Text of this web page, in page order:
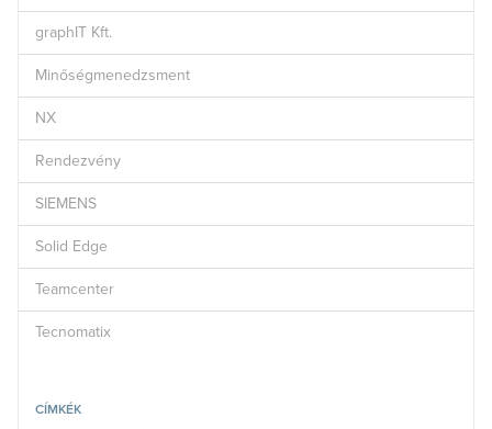
graphIT Kft.
Minőségmenedzsment
NX
Rendezvény
SIEMENS
Solid Edge
Teamcenter
Tecnomatix
CÍMKÉK